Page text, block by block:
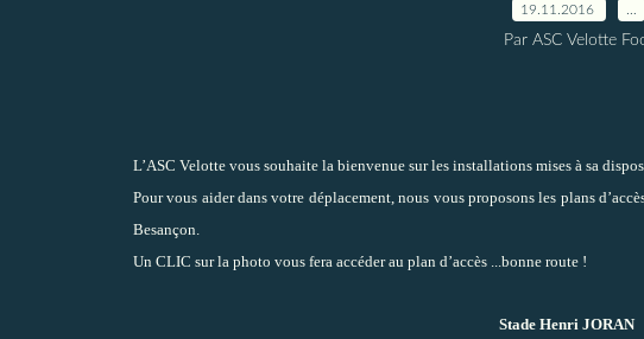
19.11.2016
Par ASC Velotte
L’ASC Velotte vous souhaite la bienvenue sur les installations mises à sa
Pour vous aider dans votre déplacement, nous vous proposons les plans
Besançon.
Un CLIC sur la photo vous fera accéder au plan d’accès ...bonne route !
Stade Henri JORAN